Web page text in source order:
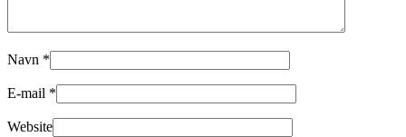
Navn *
E-mail *
Website